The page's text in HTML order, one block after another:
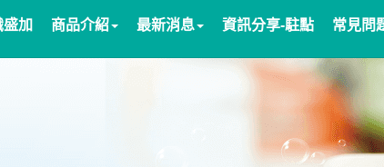
加 商品介紹 最新消息 資訊分享-駐點 常見問